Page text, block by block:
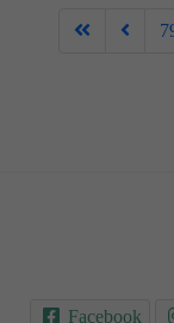
Facebook